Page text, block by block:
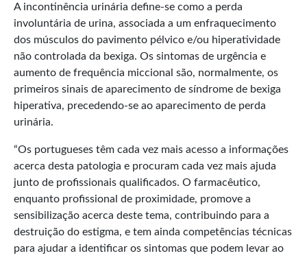
A incontinência urinária define-se como a perda
involuntária de urina, associada a um enfraquecimento
dos músculos do pavimento pélvico e/ou hiperatividade
não controlada da bexiga. Os sintomas de urgência e
aumento de frequência miccional são, normalmente, os
primeiros sinais de aparecimento de síndrome de bexiga
hiperativa, precedendo-se ao aparecimento de perda
urinária.
“Os portugueses têm cada vez mais acesso a informações
acerca desta patologia e procuram cada vez mais ajuda
junto de profissionais qualificados. O farmacêutico,
enquanto profissional de proximidade, promove a
sensibilização acerca deste tema, contribuindo para a
destruição do estigma, e tem ainda competências técnicas
para ajudar a identificar os sintomas que podem levar ao